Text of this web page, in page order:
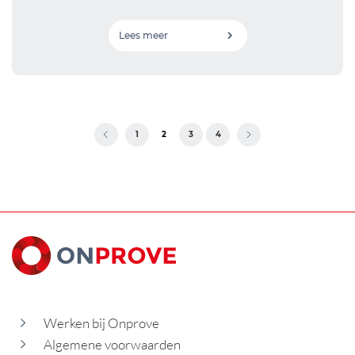
Lees meer
< 1 2 3 4 >
Werken bij Onprove
Algemene voorwaarden